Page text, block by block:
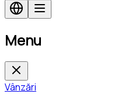
Menu
Vânzări